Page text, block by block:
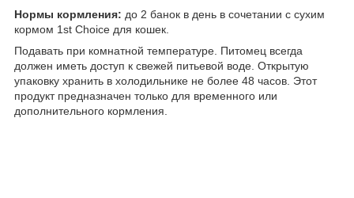
Нормы кормления: до 2 банок в день в сочетании с сухим
кормом 1st Choice для кошек.
Подавать при комнатной температуре. Питомец всегда
должен иметь доступ к свежей питьевой воде. Открытую
упаковку хранить в холодильнике не более 48 часов. Этот
продукт предназначен только для временного или
дополнительного кормления.